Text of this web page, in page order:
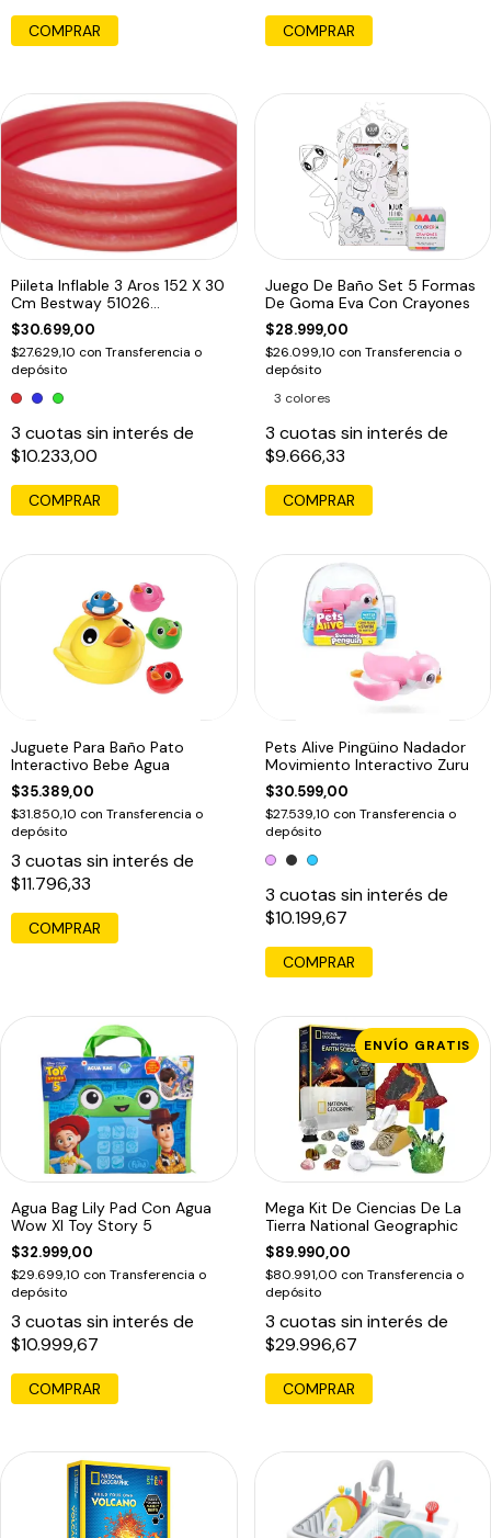
Piileta Inflable 3 Aros 152 X 30
Cm Bestway 51026
Educando
$30.699,00
$27.629,10 con Transferencia o
depósito
3 cuotas sin interés de
$10.233,00
COMPRAR
Juego De Baño Set 5 Formas
De Goma Eva Con Crayones
$28.999,00
$26.099,10 con Transferencia o
depósito
3 colores
3 cuotas sin interés de
$9.666,33
COMPRAR
Juguete Para Baño Pato
Interactivo Bebe Agua
$35.389,00
$31.850,10 con Transferencia o
depósito
3 cuotas sin interés de
$11.796,33
COMPRAR
Pets Alive Pingüino Nadador
Movimiento Interactivo Zuru
$30.599,00
$27.539,10 con Transferencia o
depósito
3 cuotas sin interés de
$10.199,67
COMPRAR
Agua Bag Lily Pad Con Agua
Wow Xl Toy Story 5
$32.999,00
$29.699,10 con Transferencia o
depósito
3 cuotas sin interés de
$10.999,67
ENVÍO GRATIS
Mega Kit De Ciencias De La
Tierra National Geographic
$89.990,00
$80.991,00 con Transferencia o
depósito
3 cuotas sin interés de
$29.996,67